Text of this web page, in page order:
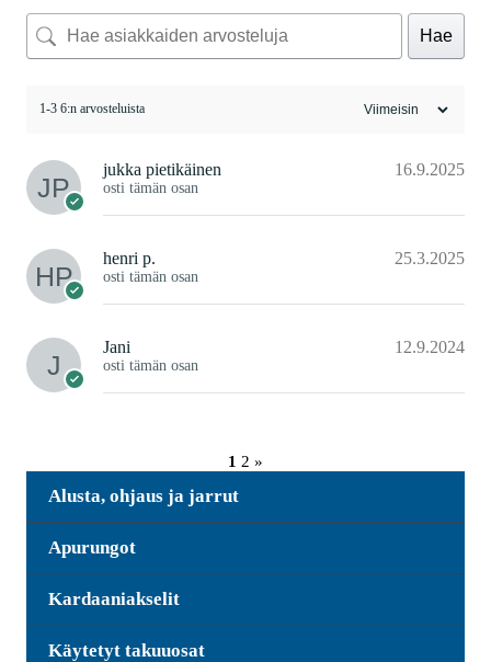
Alusta, ohjaus ja jarrut
Apurungot
Kardaaniakselit
Käytetyt takuuosat
Hae
1-3 6:n arvosteluista
jukka pietikäinen
osti tämän osan
16.9.2025
henri p.
osti tämän osan
25.3.2025
Jani
osti tämän osan
12.9.2024
1 2 »